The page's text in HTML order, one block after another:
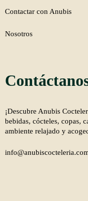
Contactar con Anubis
Nosotros
¡Descubre Anubis
bebidas, cócteles, copas,
ambiente relajado y